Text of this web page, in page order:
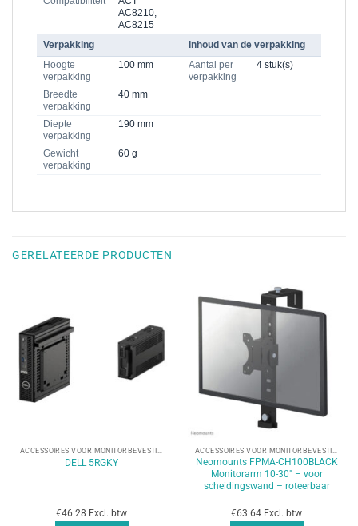
AC8210,
AC8215
Verpakking
Inhoud van de verpakking
Hoogte
verpakking
100 mm
Aantal per
verpakking
4 stuk(s)
Breedte
verpakking
40 mm
Diepte
verpakking
190 mm
Gewicht
verpakking
60 g
GERELATEERDE PRODUCTEN
DELL 5RGKY
€46.28 Excl. btw
Neomounts FPMA-CH100BLACK
Monitorarm 10-30″ – voor
scheidingswand – roteerbaar
€63.64 Excl. btw